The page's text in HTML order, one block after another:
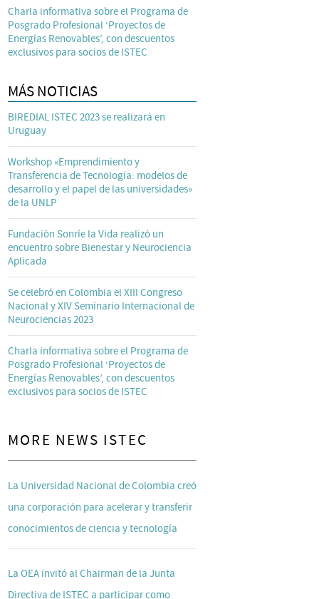
Charla informativa sobre el Programa de
Posgrado Profesional ‘Proyectos de
Energías Renovables’, con descuentos
exclusivos para socios de ISTEC
MÁS NOTICIAS
BIREDIAL ISTEC 2023 se realizará en
Uruguay
Workshop «Emprendimiento y
Transferencia de Tecnología: modelos de
desarrollo y el papel de las universidades»
de la UNLP
Fundación Sonríe la Vida realizó un
encuentro sobre Bienestar y Neurociencia
Aplicada
Se celebró en Colombia el XIII Congreso
Nacional y XIV Seminario Internacional de
Neurociencias 2023
Charla informativa sobre el Programa de
Posgrado Profesional ‘Proyectos de
Energías Renovables’, con descuentos
exclusivos para socios de ISTEC
MORE NEWS ISTEC
La Universidad Nacional de Colombia creó
una corporación para acelerar y transferir
conocimientos de ciencia y tecnología
La OEA invitó al Chairman de la Junta
Directiva de ISTEC a participar como